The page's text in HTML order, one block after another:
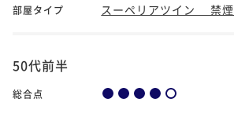
部屋タイプ スーペリアツイン 禁煙
50代前半
総合点